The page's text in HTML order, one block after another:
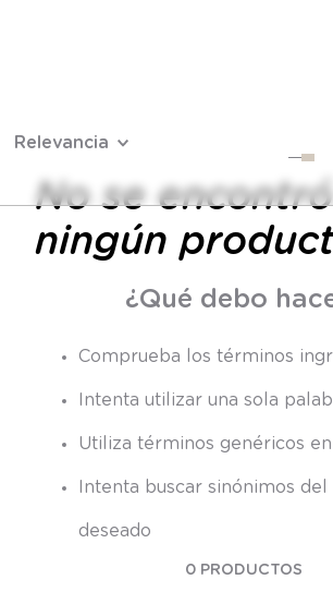
Relevancia
No se encontró
ningún
¿Qué debo
Comprueba los términos
Intenta utilizar una sola
Utiliza términos genéricos
Intenta buscar sinónimos
deseado
0 PRODUCTOS